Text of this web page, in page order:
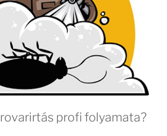
profi folyamata?